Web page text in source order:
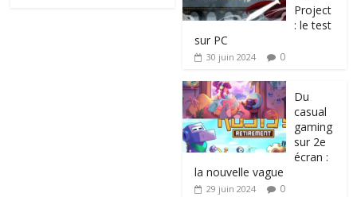
Project
: le test
sur PC
30 juin 2024 0
Du
casual
gaming
sur 2e
écran :
la nouvelle vague
29 juin 2024 0